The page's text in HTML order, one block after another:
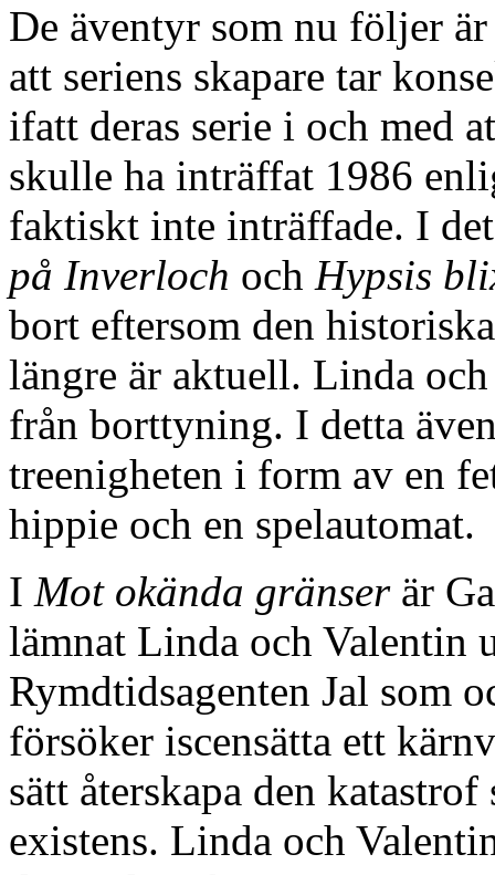
De äventyr som nu följer
att seriens skapare tar
ifatt deras serie i och med
skulle ha inträffat 1986
faktiskt inte inträffade. I
på Inverloch och Hypsis
bort eftersom den
längre är aktuell. Linda
från borttyning. I detta
treenigheten i form av en
hippie och en spelautomat.
I Mot okända gränserär
lämnat Linda och Valentin
Rymdtidsagenten Jal som
försöker iscensätta ett
sätt återskapa den
existens. Linda och